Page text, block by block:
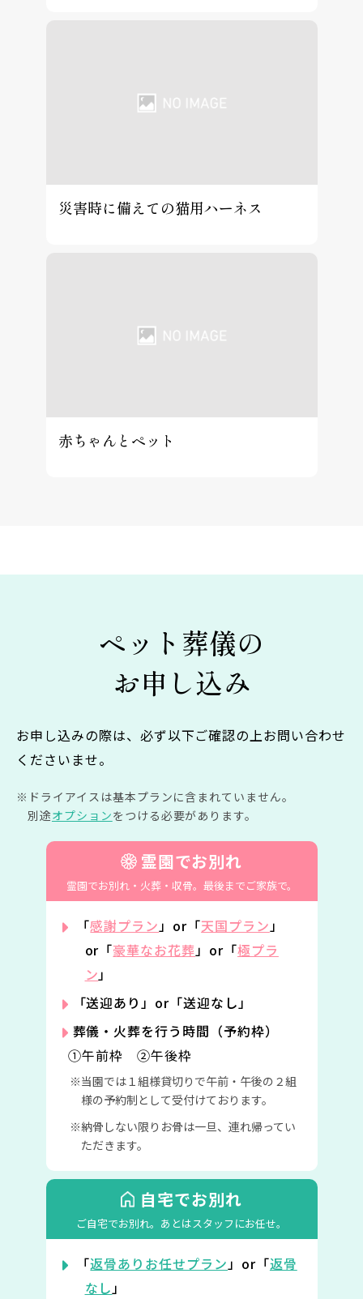
災害時に備えての猫用ハーネス
赤ちゃんとペット
ペット葬儀の
お申し込み
お申し込みの際は、必ず以下ご確認の上お問い合わせ
くださいませ。
ドライアイスは基本プランに含まれていません。
別途オプションをつける必要があります。
霊園でお別れ
霊園でお別れ・火葬・収骨。 最後までご家族で。
「感謝プラン」or「天国プラン」
or「豪華なお花葬」or「極プラ
ン」
「送迎あり」or「送迎なし」
葬儀・火葬を行う時間（予約枠）
①午前枠 ②午後枠
当園では１組様貸切りで午前・午後の２組
様の予約制として受付けております。
納骨しない限りお骨は一旦、連れ帰ってい
ただきます。
自宅でお別れ
ご自宅でお別れ。 あとはスタッフにお任せ。
「返骨ありお任せプラン」or「返骨
なし」